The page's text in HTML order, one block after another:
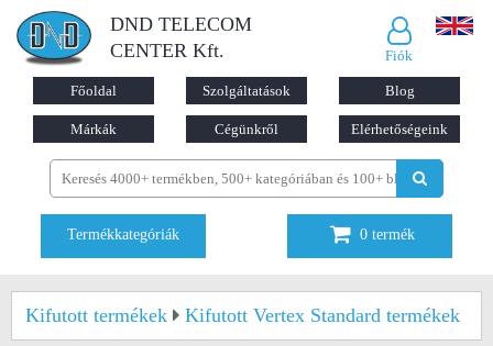
DND TELECOM
CENTER Kft.
Fiók
Főoldal Szolgáltatások Blog
Márkák Cégünkről Elérhetőségeink
Termékkategóriák 0 termék
Kifutott termékek Kifutott Vertex Standard termékek